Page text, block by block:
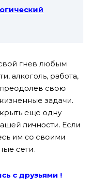
гнев любым
алкоголь, работа,
свою
задачи.
еще одну
личности. Если
им со своими
сети.
с друзьями !